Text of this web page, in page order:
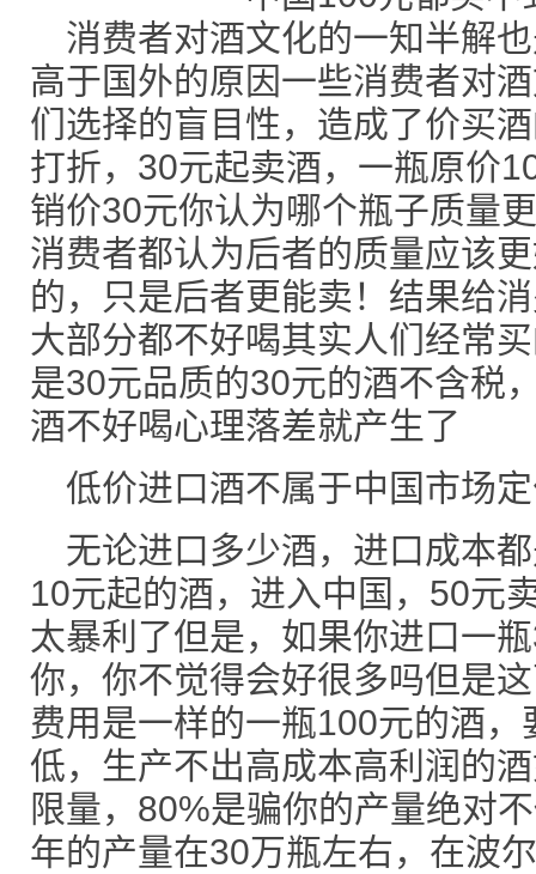
消费者对酒文化的一知半解
高于国外的原因一些消费者对
们选择的盲目性，造成了价买
打折，30元起卖酒，一瓶原价
销价30元你认为哪个瓶子质量
消费者都认为后者的质量应该
的，只是后者更能卖！结果给
大部分都不好喝其实人们经常
是30元品质的30元的酒不含税
酒不好喝心理落差就产生了
低价进口酒不属于中国市场
无论进口多少酒，进口成本
10元起的酒，进入中国，50元
太暴利了但是，如果你进口一
你，你不觉得会好很多吗但是
费用是一样的一瓶100元的酒
低，生产不出高成本高利润的
限量，80%是骗你的产量绝对
年的产量在30万瓶左右，在波